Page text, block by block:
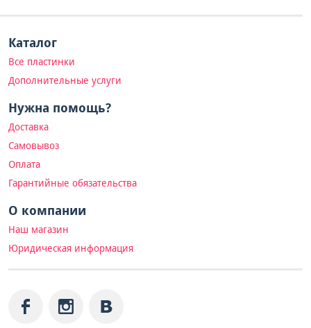
Каталог
Все пластинки
Дополнительные услуги
Нужна помощь?
Доставка
Самовывоз
Оплата
Гарантийные обязательства
О компании
Наш магазин
Юридическая информация